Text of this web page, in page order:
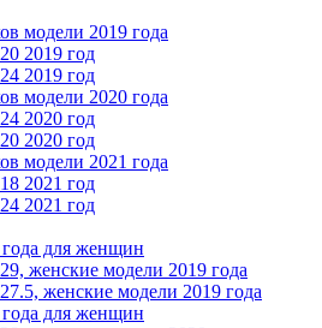
модели 2019 года
2019 год
2019 год
модели 2020 года
2020 год
2020 год
модели 2021 года
2021 год
2021 год
для женщин
женские модели 2019 года
женские модели 2019 года
для женщин